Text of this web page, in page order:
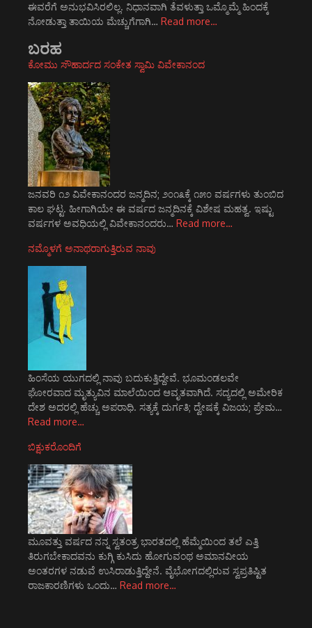
ಈವರೆಗೆ ಅನುಭವಿಸಿರಲಿಲ್ಲ. ನಿಧಾನವಾಗಿ ತೆವಳುತ್ತಾ ಒಮ್ಮೊಮ್ಮೆ ಹಿಂದಕ್ಕೆ
ನೋಡುತ್ತಾ ತಾಯಿಯ ಮೆಚ್ಚುಗೆಗಾಗಿ… Read more…
ಬರಹ
ಕೋಮು ಸೌಹಾರ್ದದ ಸಂಕೇತ ಸ್ವಾಮಿ ವಿವೇಕಾನಂದ
ಜನವರಿ ೧೨ ವಿವೇಕಾನಂದರ ಜನ್ಮದಿನ; ೨೦೧೩ಕ್ಕೆ ೧೫೦ ವರ್ಷಗಳು ತುಂಬಿದ
ಕಾಲ ಘಟ್ಟ. ಹೀಗಾಗಿಯೇ ಈ ವರ್ಷದ ಜನ್ಮದಿನಕ್ಕೆ ವಿಶೇಷ ಮಹತ್ವ. ಇಷ್ಟು
ವರ್ಷಗಳ ಅವಧಿಯಲ್ಲಿ ವಿವೇಕಾನಂದರು… Read more…
ನಮ್ಮೊಳಗೆ ಅನಾಥರಾಗುತ್ತಿರುವ ನಾವು
ಹಿಂಸೆಯ ಯುಗದಲ್ಲಿ ನಾವು ಬದುಕುತ್ತಿದ್ದೇವೆ. ಭೂಮಂಡಲವೇ
ಘೋರವಾದ ಮೃತ್ಯುವಿನ ಮಾಲೆಯಿಂದ ಆವೃತವಾಗಿದೆ. ಸದ್ಯದಲ್ಲಿ ಅಮೇರಿಕ
ದೇಶ ಅದರಲ್ಲಿ ಹೆಚ್ಚು ಅಪರಾಧಿ. ಸತ್ಯಕ್ಕೆ ದುರ್ಗತಿ; ದ್ವೇಷಕ್ಕೆ ವಿಜಯ; ಪ್ರೇಮ…
Read more…
ಬಿಕ್ಷುಕರೊಂದಿಗೆ
ಮೂವತ್ತು ವರ್ಷದ ನನ್ನ ಸ್ವತಂತ್ರ ಭಾರತದಲ್ಲಿ ಹೆಮ್ಮೆಯಿಂದ ತಲೆ ಎತ್ತಿ
ತಿರುಗಬೇಕಾದವನು ಕುಗ್ಗಿ ಕುಸಿದು ಹೋಗುವಂಥ ಅಮಾನವೀಯ
ಅಂತರಗಳ ನಡುವೆ ಉಸಿರಾಡುತ್ತಿದ್ದೇನೆ. ವೈಭೋಗದಲ್ಲಿರುವ ಸ್ವಪ್ರತಿಷ್ಟಿತ
ರಾಜಕಾರಣಿಗಳು ಒಂದು… Read more…